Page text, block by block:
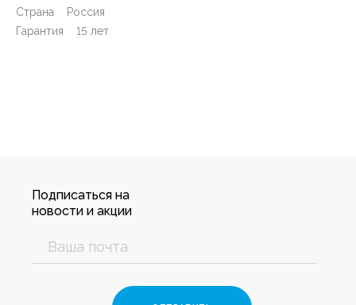
Страна Россия
Гарантия 15 лет
Подписаться на
новости и акции